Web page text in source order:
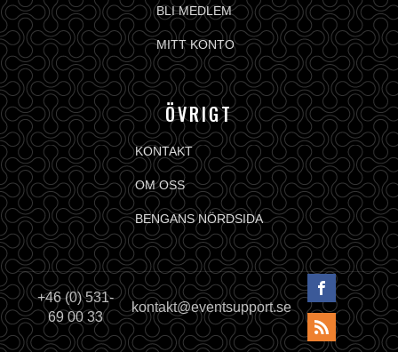
BLI MEDLEM
MITT KONTO
ÖVRIGT
KONTAKT
OM OSS
BENGANS NÖRDSIDA
+46 (0) 531-
69 00 33
kontakt@eventsupport.se